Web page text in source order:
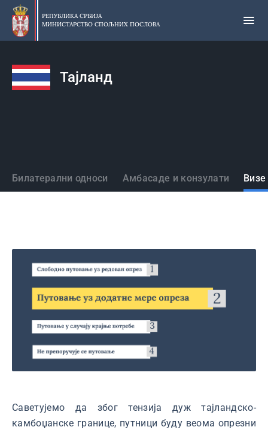
Прескочи
главни
део
РЕПУБЛИКА СРБИЈА
МИНИСТАРСТВО СПОЉНИХ ПОСЛОВА
Тајланд
Државе
Билатерални односи Амбасаде и конзулати
Саветујемо да због тензија дуж тајландско-
камбоџанске границе, путници буду веома опрезни